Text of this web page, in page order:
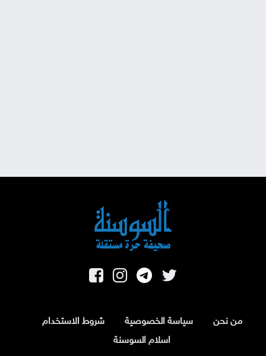
من نحن سياسة الخصوصية
شروط الاستخدام
اسلام السوسنة